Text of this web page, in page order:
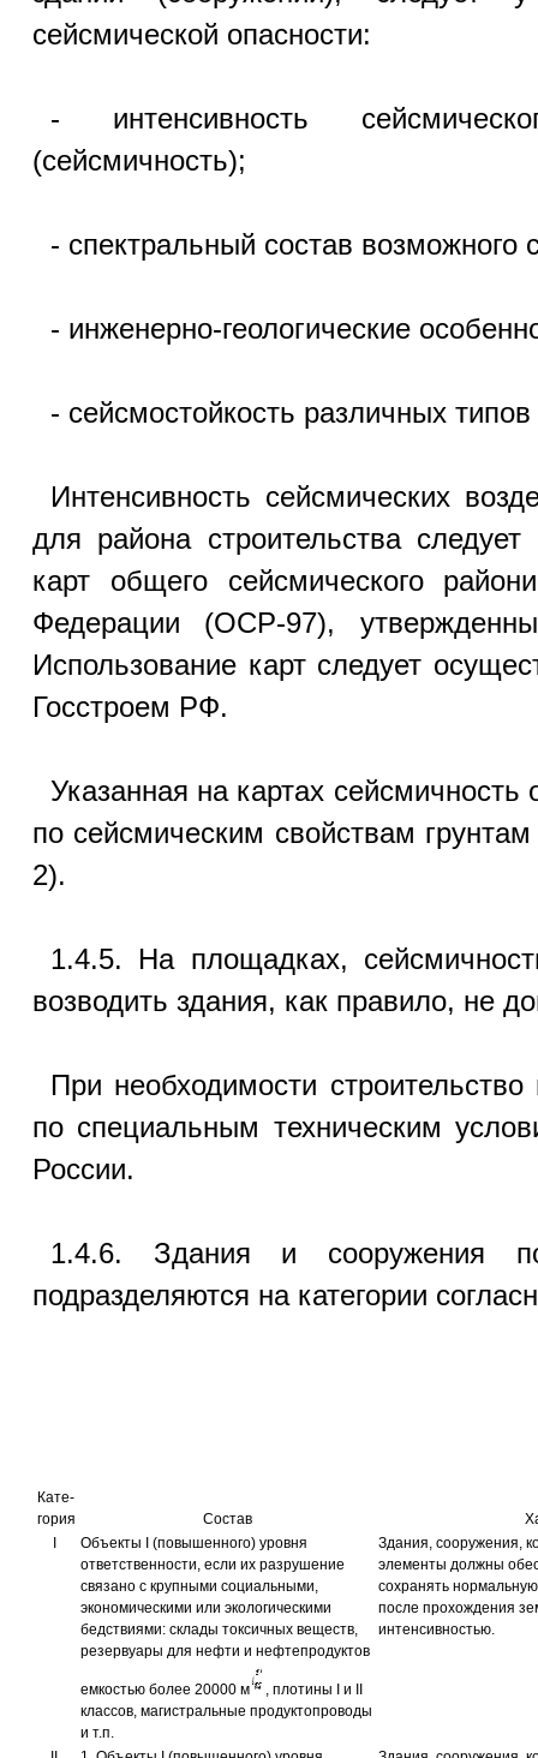
сейсмической опасности:
- интенсивность
(сейсмичность);
- спектральный состав возможного
- инженерно-геологические
- сейсмостойкость различных
Интенсивность сейсмических
для района строительства
карт общего сейсмического
Федерации (ОСР-97),
Использование карт следует
Госстроем РФ.
Указанная на картах сейсмичность
по сейсмическим свойствам
2).
1.4.5. На площадках,
возводить здания, как правило, не
При необходимости
по специальным техническим
России.
1.4.6. Здания и сооружения по
подразделяются на категории
Кате-
гория
Состав
Объекты I (повышенного) уровня
ответственности, если их разрушение
связано с крупными социальными,
экономическими или экологическими
бедствиями: склады токсичных веществ,
резервуары для нефти и нефтепродуктов
емкостью более 20000 м
, плотины I и II
классов, магистральные продуктопроводы
и т.п.
Здания, сооружения,
элементы должны
сохранять
после прохождения
интенсивностью.